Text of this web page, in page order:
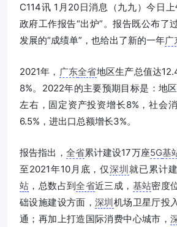
C114讯 1月20日消息（九九）今日
政府工作报告“出炉”。报告既公布了
发展的“成绩单”，也给出了新的一年广
2021年， 广东全省地区生产总值达
8%。2022年的主要预期目标是：地
左右，固定资产投资增长8%，社会
6.5%，进出口总额增长3%。
报告指出， 全省累计建设17万座5G基
至2021年10月底，仅深圳就已累计
站 ，总数占到全省近三成， 基站密度
础设施建设方面， 深圳机场卫星厅投
通；再加上打造国际消费中心城市，